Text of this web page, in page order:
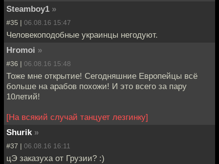
Steamboy1 »
#35 | 06.08.16 15:47
Человекоподобные украинцы негодуют.
Hromoi »
#36 | 06.08.16 15:48
Тоже мне открытие! Сегодняшние Европейцы всё
больше на арабов похожи! И это всего за пару
10летий!
[На всякий случай танцует лезгинку]
Shurik »
#37 | 06.08.16 16:11
цЭ заказуха от Грузии? :)